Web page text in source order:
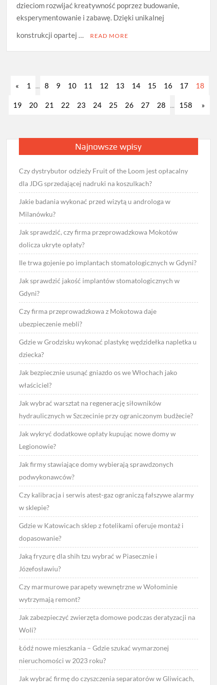
dzieciom rozwijać kreatywność poprzez budowanie,
eksperymentowanie i zabawę. Dzięki unikalnej
konstrukcji opartej …
READ MORE
« 1 ... 8 9 10 11 12 13 14 15 16 17 18
19 20 21 22 23 24 25 26 27 28 ... 158 »
Najnowsze wpisy
Czy dystrybutor odzieży Fruit of the Loom jest opłacalny
dla JDG sprzedającej nadruki na koszulkach?
Jakie badania wykonać przed wizytą u androloga w
Milanówku?
Jak sprawdzić, czy firma przeprowadzkowa Mokotów
dolicza ukryte opłaty?
Ile trwa gojenie po implantach stomatologicznych w Gdyni?
Jak sprawdzić jakość implantów stomatologicznych w
Gdyni?
Czy firma przeprowadzkowa z Mokotowa daje
ubezpieczenie mebli?
Gdzie w Grodzisku wykonać plastykę wędzidełka napletka u
dziecka?
Jak bezpiecznie usunąć gniazdo os we Włochach jako
właściciel?
Jak wybrać warsztat na regenerację siłowników
hydraulicznych w Szczecinie przy ograniczonym budżecie?
Jak wykryć dodatkowe opłaty kupując nowe domy w
Legionowie?
Jak firmy stawiające domy wybierają sprawdzonych
podwykonawców?
Czy kalibracja i serwis atest-gaz ograniczą fałszywe alarmy
w sklepie?
Gdzie w Katowicach sklep z fotelikami oferuje montaż i
dopasowanie?
Jaką fryzurę dla shih tzu wybrać w Piasecznie i
Józefosławiu?
Czy marmurowe parapety wewnętrzne w Wołominie
wytrzymają remont?
Jak zabezpieczyć zwierzęta domowe podczas deratyzacji na
Woli?
Łódź nowe mieszkania – Gdzie szukać wymarzonej
nieruchomości w 2023 roku?
Jak wybrać firmę do czyszczenia separatorów w Gliwicach,